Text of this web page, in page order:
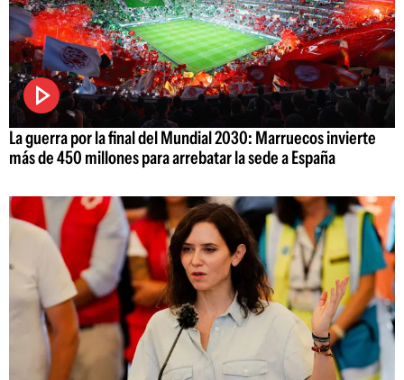
La guerra por la final del Mundial 2030: Marruecos invierte
más de 450 millones para arrebatar la sede a España